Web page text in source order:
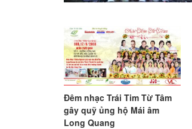
Đêm nhạc Trái Tim Từ Tâm
gây quỹ ủng hộ Mái âm
Long Quang